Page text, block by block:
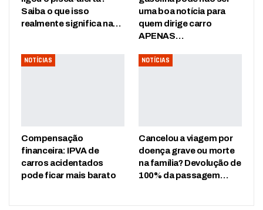
Saiba o que isso
realmente significa na…
uma boa notícia para
quem dirige carro
APENAS…
NOTÍCIAS
Compensação
financeira: IPVA de
carros acidentados
pode ficar mais barato
NOTÍCIAS
Cancelou a viagem por
doença grave ou morte
na família? Devolução de
100% da passagem…